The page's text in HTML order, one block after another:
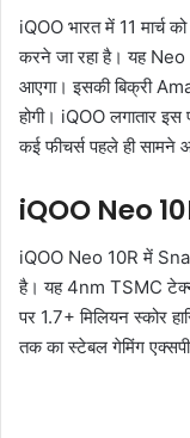
iQOO भारत में 11 मार्च
करने जा रहा है। यह Neo
आएगा। इसकी बिक्री
होगी। iQOO लगातार
कई फीचर्स पहले ही
iQOO Neo
iQOO Neo 10R में
है। यह 4nm TSMC
पर 1.7+ मिलियन स्कोर
तक का स्टेबल गेमिंग